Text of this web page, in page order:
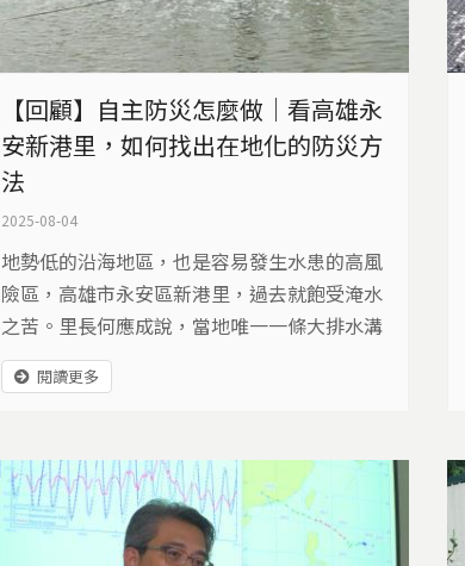
【回顧】自主防災怎麼做｜看高雄永
安新港里，如何找出在地化的防災方
法
2025-08-04
地勢低的沿海地區，也是容易發生水患的高風
險區，高雄市永安區新港里，過去就飽受淹水
之苦。里長何應成說，當地唯一一條大排水溝
拓寬後，淹水問題確實有所改善，不過他們並
沒有因此鬆懈，反而發展出一種在地化的防災
閱讀更多